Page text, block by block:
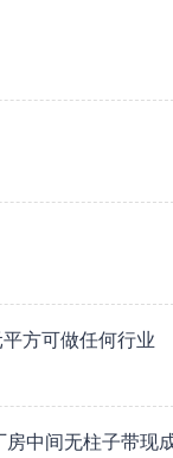
方可做任何行业
中间无柱子带现